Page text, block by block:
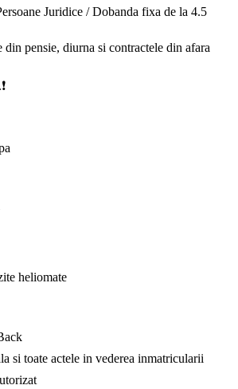
Juridice / Dobanda fixa de la 4.5
din pensie, diurna si contractele din afara
heliomate
si toate actele in vederea inmatricularii